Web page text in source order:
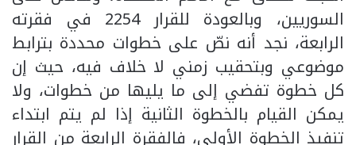
السوريين، وبالعودة للقرار 2254 في فقرته
الرابعة، نجد أنه نصّ على خطوات محددة بترابط
موضوعي وبتحقيب زمني لا خلاف فيه، حيث إن
كل خطوة تفضي إلى ما يليها من خطوات، ولا
يمكن القيام بالخطوة الثانية إذا لم يتم ابتداء
تنفيذ الخطوة الأولى، فالفقرة الرابعة من القرار